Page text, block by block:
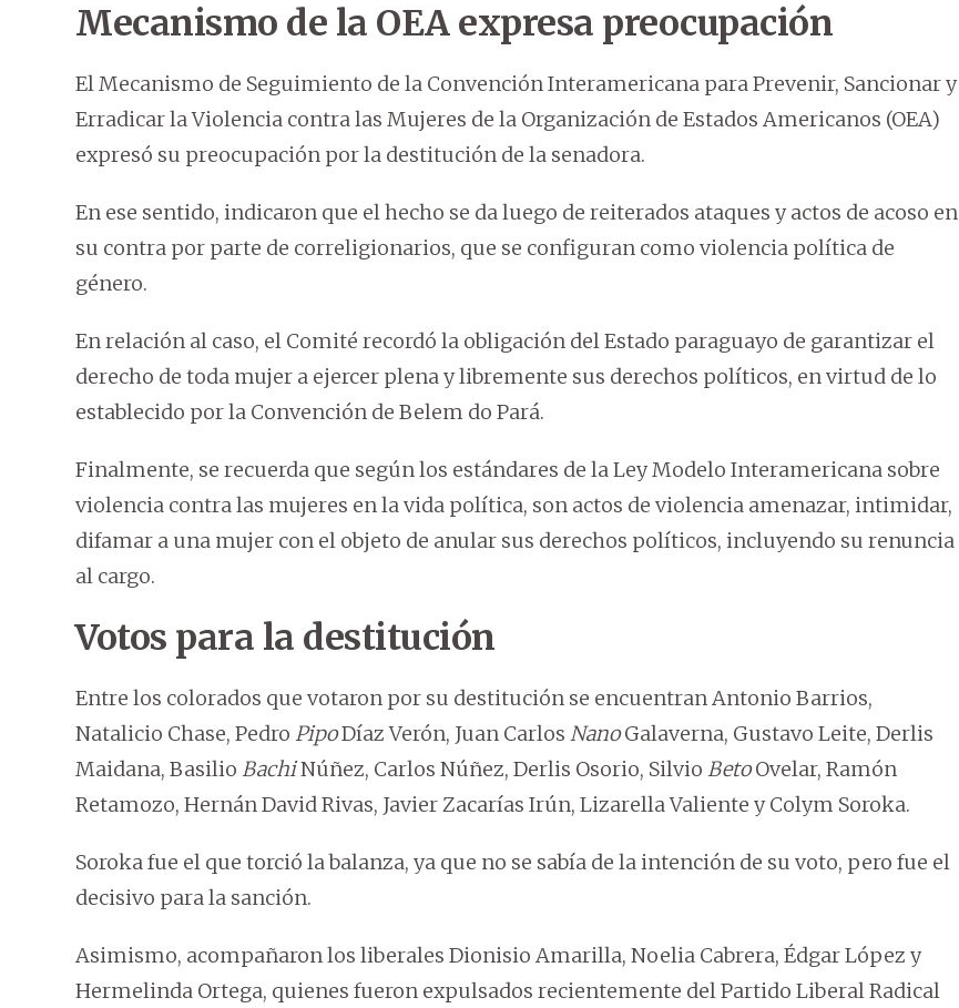
Mecanismo de la OEA expresa preocupación
El Mecanismo de Seguimiento de la Convención Interamericana para Prevenir, Sancionar y
Erradicar la Violencia contra las Mujeres de la Organización de Estados Americanos (OEA)
expresó su preocupación por la destitución de la senadora.
En ese sentido, indicaron que el hecho se da luego de reiterados ataques y actos de acoso en
su contra por parte de correligionarios, que se configuran como violencia política de
género.
En relación al caso, el Comité recordó la obligación del Estado paraguayo de garantizar el
derecho de toda mujer a ejercer plena y libremente sus derechos políticos, en virtud de lo
establecido por la Convención de Belem do Pará.
Finalmente, se recuerda que según los estándares de la Ley Modelo Interamericana sobre
violencia contra las mujeres en la vida política, son actos de violencia amenazar, intimidar,
difamar a una mujer con el objeto de anular sus derechos políticos, incluyendo su renuncia
al cargo.
Votos para la destitución
Entre los colorados que votaron por su destitución se encuentran Antonio Barrios,
Natalicio Chase, Pedro PipoDíaz Verón, Juan Carlos NanoGalaverna, Gustavo Leite, Derlis
Maidana, Basilio BachiNúñez, Carlos Núñez, Derlis Osorio, Silvio BetoOvelar, Ramón
Retamozo, Hernán David Rivas, Javier Zacarías Irún, Lizarella Valiente y Colym Soroka.
Soroka fue el que torció la balanza, ya que no se sabía de la intención de su voto, pero fue el
decisivo para la sanción.
Asimismo, acompañaron los liberales Dionisio Amarilla, Noelia Cabrera, Édgar López y
Hermelinda Ortega, quienes fueron expulsados recientemente del Partido Liberal Radical